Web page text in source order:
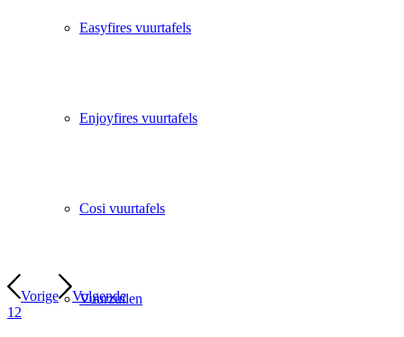
Easyfires vuurtafels
Enjoyfires vuurtafels
Cosi vuurtafels
Vuurzuilen
Vorige
Volgende
1 2